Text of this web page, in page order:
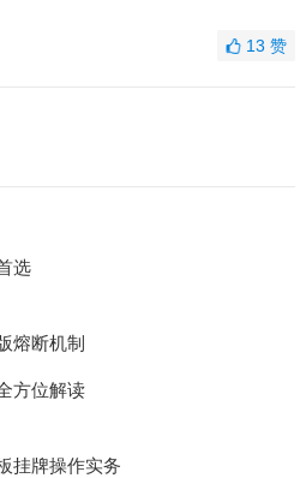
13赞
选
熔断机制
方位解读
挂牌操作实务